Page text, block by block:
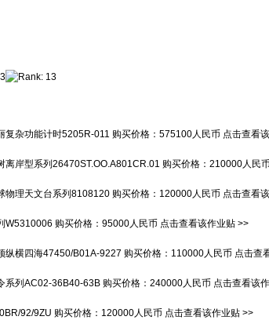
复杂功能计时5205R-011 购买价格： 575100人民币 点击查看
离岸型系列26470ST.OO.A801CR.01 购买价格： 210000人民币
物理天文台系列8108120 购买价格： 120000人民币 点击查看
W5310006 购买价格： 95000人民币 点击查看该作业贴 >>
纵横四海47450/B01A-9227 购买价格： 110000人民币 点击查
系列AC02-36B40-63B 购买价格： 240000人民币 点击查看该
92/9ZU 购买价格： 120000人民币 点击查看该作业贴 >>